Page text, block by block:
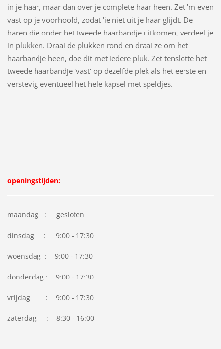
in je haar, maar dan over je complete haar heen. Zet 'm even
vast op je voorhoofd, zodat 'ie niet uit je haar glijdt. De
haren die onder het tweede haarbandje uitkomen, verdeel je
in plukken. Draai de plukken rond en draai ze om het
haarbandje heen, doe dit met iedere pluk. Zet tenslotte het
tweede haarbandje 'vast' op dezelfde plek als het eerste en
verstevig eventueel het hele kapsel met speldjes.
openingstijden:
maandag : gesloten
dinsdag : 9:00 - 17:30
woensdag : 9:00 - 17:30
donderdag : 9:00 - 17:30
vrijdag : 9:00 - 17:30
zaterdag : 8:30 - 16:00